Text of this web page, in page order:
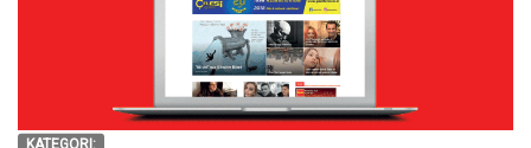
KATEGORI: